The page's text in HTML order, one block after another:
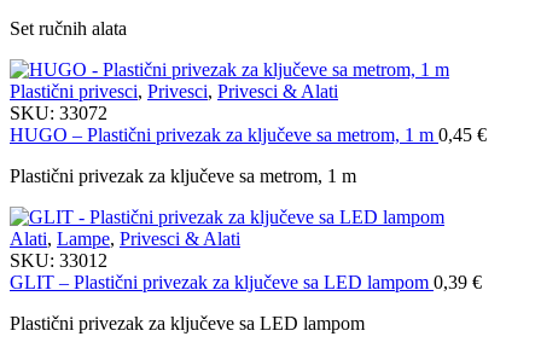
Set ručnih alata
Plastični privesci, Privesci, Privesci & Alati
SKU: 33072
HUGO – Plastični privezak za ključeve sa metrom, 1 m 0,45 €
Plastični privezak za ključeve sa metrom, 1 m
Alati, Lampe, Privesci & Alati
SKU: 33012
GLIT – Plastični privezak za ključeve sa LED lampom 0,39 €
Plastični privezak za ključeve sa LED lampom